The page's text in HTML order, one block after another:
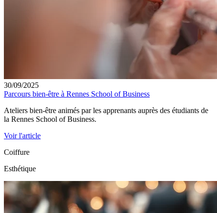
30/09/2025
Parcours bien-être à Rennes School of Business
Ateliers bien-être animés par les apprenants auprès des étudiants de
la Rennes School of Business.
Voir l'article
Coiffure
Esthétique